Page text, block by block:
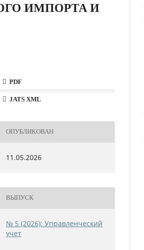
ИМПОРТА И
PDF
JATS XML
ОПУБЛИКОВАН
11.05.2026
ВЫПУСК
№ 5 (2026): Управленческий
учет